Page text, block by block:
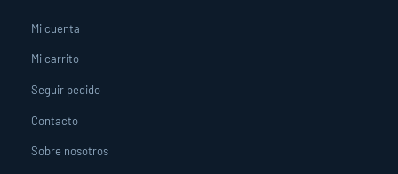
Mi cuenta
Mi carrito
Seguir pedido
Contacto
Sobre nosotros